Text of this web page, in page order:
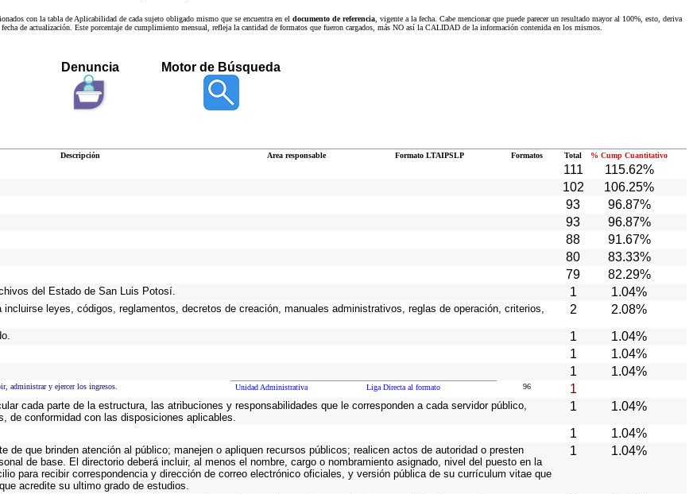
con la tabla de Aplicabilidad de cada sujeto obligado mismo que se encuentra en el documento de referencia , vigente a la fecha. Cabe mencionar que puede parecer un resultado mayor al 100%, esto, deriva
de actualización. Este porcentaje de cumplimiento mensual, refleja la cantidad de formatos que fueron cargados, más NO así la CALIDAD de la información contenida en los mismos.
Denuncia Motor de Búsqueda
Descripción Area responsable Formato LTAIPSLP Formatos Total % Cump Cuantitativo
111 115.62%
102 106.25%
93 96.87%
93 96.87%
88 91.67%
80 83.33%
79 82.29%
del Estado de San Luis Potosí. 1 1.04%
leyes, códigos, reglamentos, decretos de creación, manuales administrativos, reglas de operación, criterios,
2 2.08%
1 1.04%
1 1.04%
1 1.04%
administrar y ejercer los ingresos. Unidad Administrativa Liga Directa al formato 96 1
cada parte de la estructura, las atribuciones y responsabilidades que le corresponden a cada servidor público,
de conformidad con las disposiciones aplicables.
1 1.04%
1 1.04%
que brinden atención al público; manejen o apliquen recursos públicos; realicen actos de autoridad o presten
de base. El directorio deberá incluir, al menos el nombre, cargo o nombramiento asignado, nivel del puesto en la
para recibir correspondencia y dirección de correo electrónico oficiales, y versión pública de su currículum vitae que
acredite su ultimo grado de estudios.
1 1.04%